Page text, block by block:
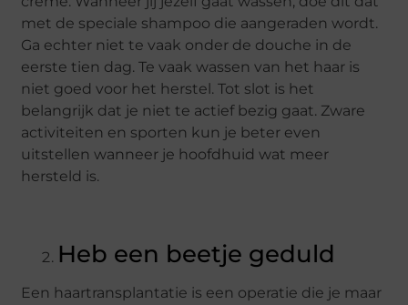
met de speciale shampoo die aangeraden wordt.
Ga echter niet te vaak onder de douche in de
eerste tien dag. Te vaak wassen van het haar is
niet goed voor het herstel. Tot slot is het
belangrijk dat je niet te actief bezig gaat. Zware
activiteiten en sporten kun je beter even
uitstellen wanneer je hoofdhuid wat meer
hersteld is.
Heb een beetje geduld
Een haartransplantatie is een operatie die je maar